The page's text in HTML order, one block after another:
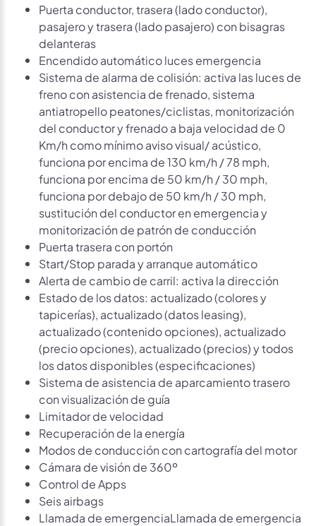
Puerta conductor, trasera (lado conductor),
pasajero y trasera (lado pasajero) con bisagras
delanteras
Encendido automático luces emergencia
Sistema de alarma de colisión: activa las luces de
freno con asistencia de frenado, sistema
antiatropello peatones/ciclistas, monitorización
del conductor y frenado a baja velocidad de 0
Km/h como mínimo aviso visual/ acústico,
funciona por encima de 130 km/h / 78 mph,
funciona por encima de 50 km/h / 30 mph,
funciona por debajo de 50 km/h / 30 mph,
sustitución del conductor en emergencia y
monitorización de patrón de conducción
Puerta trasera con portón
Start/Stop parada y arranque automático
Alerta de cambio de carril: activa la dirección
Estado de los datos: actualizado (colores y
tapicerías), actualizado (datos leasing),
actualizado (contenido opciones), actualizado
(precio opciones), actualizado (precios) y todos
los datos disponibles (especificaciones)
Sistema de asistencia de aparcamiento trasero
con visualización de guía
Limitador de velocidad
Recuperación de la energía
Modos de conducción con cartografía del motor
Cámara de visión de 360º
Control de Apps
Seis airbags
Llamada de emergenciaLlamada de emergencia